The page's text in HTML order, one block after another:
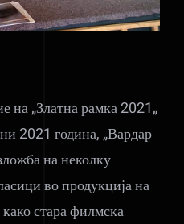
на „Златна рамка 2021„
2021 година, „Вардар
на неколку
во продукција на
стара филмска